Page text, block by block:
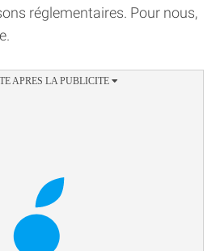
réglementaires. Pour nous,